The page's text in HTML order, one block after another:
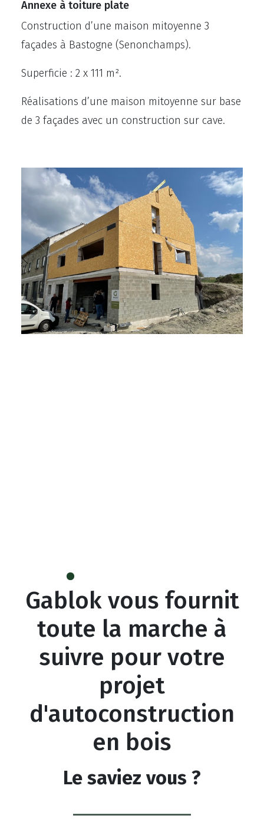
Annexe à toiture plate
Construction d’une maison mitoyenne 3
façades à Bastogne (Senonchamps).
Superficie : 2 x 111 m².
Réalisations d’une maison mitoyenne sur base
de 3 façades avec un construction sur cave.
Gablok vous fournit
toute la marche à
suivre pour votre
projet
d'autoconstruction
en bois
Le saviez vous ?